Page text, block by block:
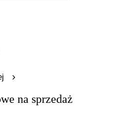
na sprzedaż